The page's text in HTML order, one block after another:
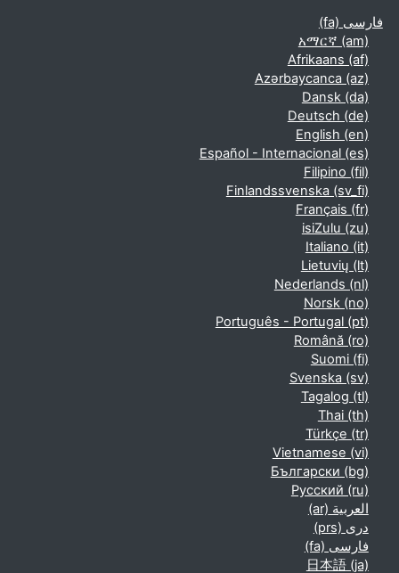
فارسی ‎(fa)‎
አማርኛ ‎(am)‎
Afrikaans ‎(af)‎
Azərbaycanca ‎(az)‎
Dansk ‎(da)‎
Deutsch ‎(de)‎
English ‎(en)‎
Español - Internacional ‎(es)‎
Filipino ‎(fil)‎
Finlandssvenska ‎(sv_fi)‎
Français ‎(fr)‎
isiZulu ‎(zu)‎
Italiano ‎(it)‎
Lietuvių ‎(lt)‎
Nederlands ‎(nl)‎
Norsk ‎(no)‎
Português - Portugal ‎(pt)‎
Română ‎(ro)‎
Suomi ‎(fi)‎
Svenska ‎(sv)‎
Tagalog ‎(tl)‎
Thai ‎(th)‎
Türkçe ‎(tr)‎
Vietnamese ‎(vi)‎
Български ‎(bg)‎
Русский ‎(ru)‎
العربية ‎(ar)‎
دری ‎(prs)‎
فارسی ‎(fa)‎
日本語 ‎(ja)‎